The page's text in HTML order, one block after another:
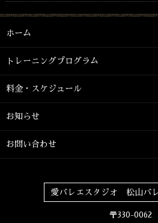
ホーム
トレーニングプログラム
料金・スケジュール
お知らせ
お問い合わせ
愛バレエスタジオ 松山バ
〒330-0062